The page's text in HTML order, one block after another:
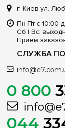
г. Киев ул.
Пн-Пт с 10:00
Сб | Вс:
Прием
СЛУЖБА
0 800
044